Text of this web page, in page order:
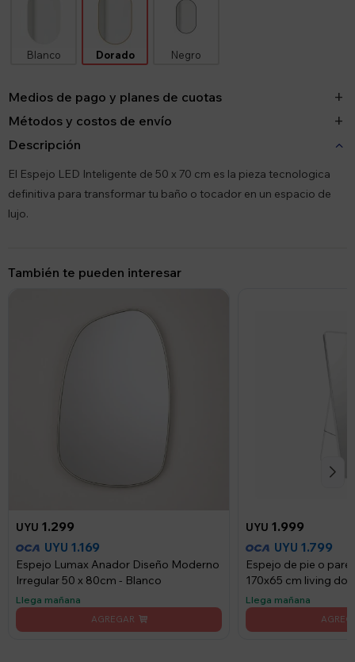
Blanco Dorado Negro
Medios de pago y planes de cuotas
Métodos y costos de envío
Descripción
El Espejo LED Inteligente de 50 x 70 cm es la pieza tecnologica
definitiva para transformar tu baño o tocador en un espacio de
lujo.
También te pueden interesar
UYU 1.299
UYU 1.169
Espejo Lumax Anador Diseño Moderno
Irregular 50 x 80cm - Blanco
Llega mañana
UYU 1.999
UYU 1.799
Espejo de pie o
170x65 cm living
Llega mañana